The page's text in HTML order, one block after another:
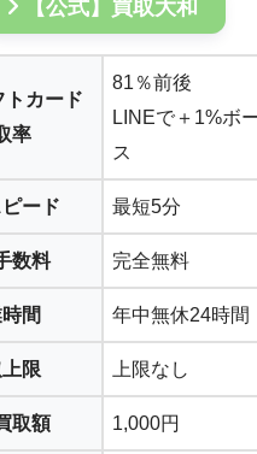
【公式】買取大和
トカード
率
81％前後
LINEで＋1%ボ
ス
ード 最短5分
数料 完全無料
間 年中無休24時間
限 上限なし
取額 1,000円